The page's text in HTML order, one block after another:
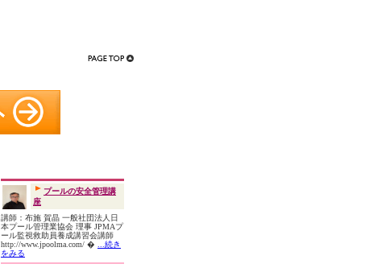
プールの安全管理講
座
講師：布施 賀晶 一般社団法人日
本プール管理業協会 理事 JPMAプ
ール監視救助員養成講習会講師
http://www.jpoolma.com/ �
...続き
をみる